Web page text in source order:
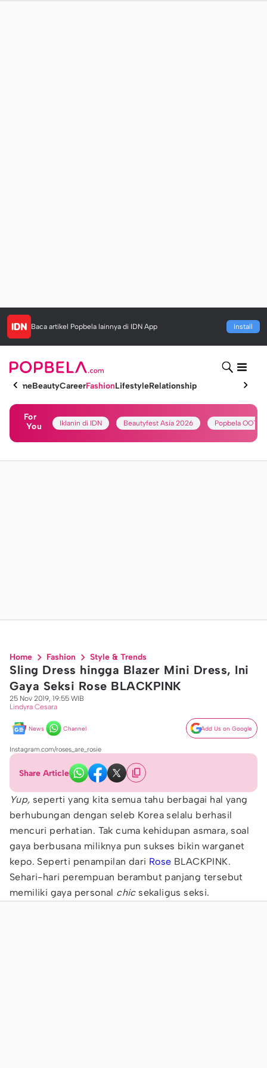
Baca artikel Popbela lainnya di IDN App Install
HomeBeautyCareerFashionLifestyleRelationship
For
You
Iklanin di IDN Beautyfest Asia 2026 Popbela OOTD
Home Fashion Style & Trends
Sling Dress hingga Blazer Mini Dress, Ini
Gaya Seksi Rose BLACKPINK
25 Nov 2019, 19:55 WIB
Lindyra Cesara
News Channel Add Us on Google
Instagram.com/roses_are_rosie
Share Article
Yup, seperti yang kita semua tahu berbagai hal yang
berhubungan dengan seleb Korea selalu berhasil
mencuri perhatian. Tak cuma kehidupan asmara, soal
gaya berbusana miliknya pun sukses bikin warganet
kepo. Seperti penampilan dari Rose BLACKPINK.
Sehari-hari perempuan berambut panjang tersebut
memiliki gaya personal chic sekaligus seksi.